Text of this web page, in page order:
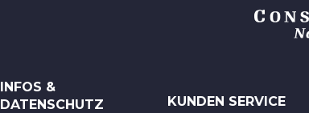
INFOS &
DATENSCHUTZ
KUNDEN SERVICE